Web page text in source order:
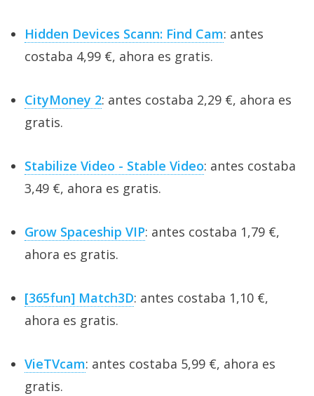
Hidden Devices Scann: Find Cam: antes
costaba 4,99 €, ahora es gratis.
CityMoney 2: antes costaba 2,29 €, ahora es
gratis.
Stabilize Video - Stable Video: antes costaba
3,49 €, ahora es gratis.
Grow Spaceship VIP: antes costaba 1,79 €,
ahora es gratis.
[365fun] Match3D: antes costaba 1,10 €,
ahora es gratis.
VieTVcam: antes costaba 5,99 €, ahora es
gratis.